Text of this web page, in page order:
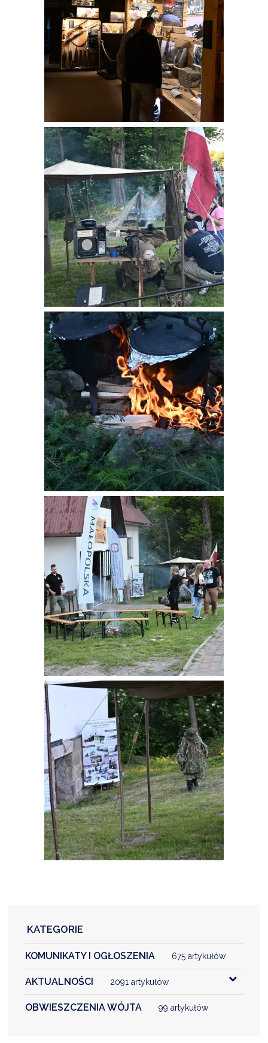
KATEGORIE
KOMUNIKATY I OGŁOSZENIA 675 artykułów
AKTUALNOŚCI 2091 artykułów
OBWIESZCZENIA WÓJTA 99 artykułów